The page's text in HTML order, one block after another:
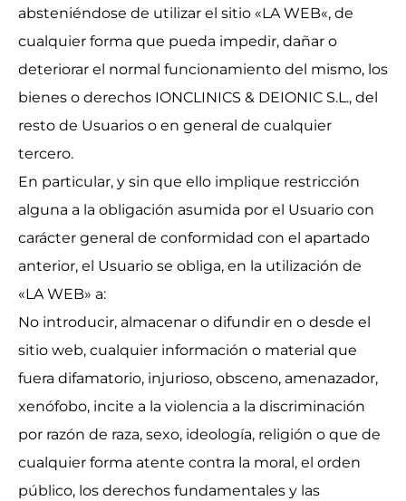
absteniéndose de utilizar el sitio «LA WEB«, de
cualquier forma que pueda impedir, dañar o
deteriorar el normal funcionamiento del mismo, los
bienes o derechos IONCLINICS & DEIONIC S.L., del
resto de Usuarios o en general de cualquier
tercero.
En particular, y sin que ello implique restricción
alguna a la obligación asumida por el Usuario con
carácter general de conformidad con el apartado
anterior, el Usuario se obliga, en la utilización de
«LA WEB» a:
No introducir, almacenar o difundir en o desde el
sitio web, cualquier información o material que
fuera difamatorio, injurioso, obsceno, amenazador,
xenófobo, incite a la violencia a la discriminación
por razón de raza, sexo, ideología, religión o que de
cualquier forma atente contra la moral, el orden
público, los derechos fundamentales y las